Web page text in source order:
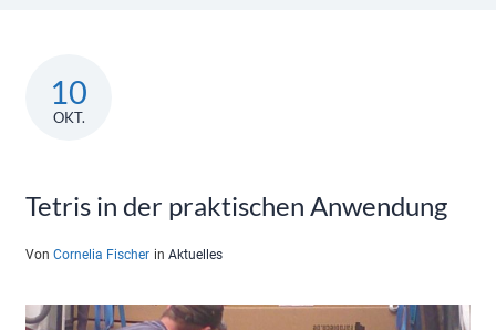
10
OKT.
Tetris in der praktischen Anwendung
Von Cornelia Fischer in Aktuelles